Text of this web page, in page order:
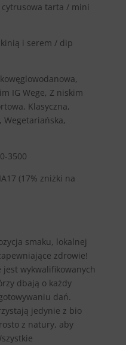
cytrusowa tarta / mini
i serem / dip
IG Wege, Z niskim
Klasyczna,
Wegetariańska,
3500
(17% zniżki na
smaku, lokalnej
zdrowie!
wykwalifikowanych
dbają o każdy
dań.
jedynie z bio
z natury, aby